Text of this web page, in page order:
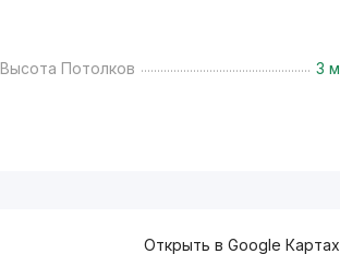
Высота Потолков 3 м
Открыть в Google Картах